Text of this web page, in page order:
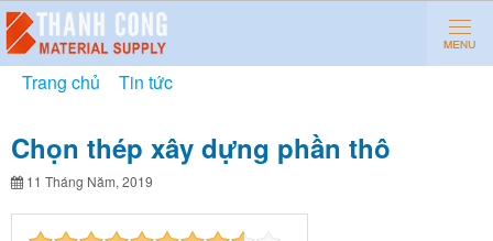
Trang chủ Tin tức
Chọn thép xây dựng phần thô
11 Tháng Năm, 2019